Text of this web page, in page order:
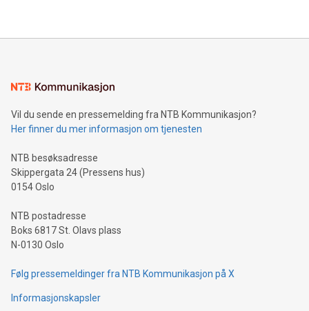
Vil du sende en pressemelding fra NTB Kommunikasjon?
Her finner du mer informasjon om tjenesten
NTB besøksadresse
Skippergata 24 (Pressens hus)
0154 Oslo
NTB postadresse
Boks 6817 St. Olavs plass
N-0130 Oslo
Følg pressemeldinger fra NTB Kommunikasjon på X
Informasjonskapsler